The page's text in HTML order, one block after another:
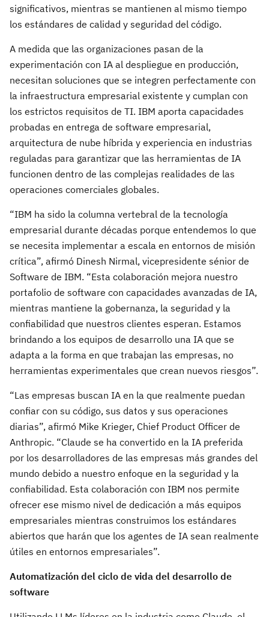
significativos, mientras se mantienen al mismo tiempo
los estándares de calidad y seguridad del código.
A medida que las organizaciones pasan de la
experimentación con IA al despliegue en producción,
necesitan soluciones que se integren perfectamente con
la infraestructura empresarial existente y cumplan con
los estrictos requisitos de TI. IBM aporta capacidades
probadas en entrega de software empresarial,
arquitectura de nube híbrida y experiencia en industrias
reguladas para garantizar que las herramientas de IA
funcionen dentro de las complejas realidades de las
operaciones comerciales globales.
“IBM ha sido la columna vertebral de la tecnología
empresarial durante décadas porque entendemos lo que
se necesita implementar a escala en entornos de misión
crítica”, afirmó Dinesh Nirmal, vicepresidente sénior de
Software de IBM. “Esta colaboración mejora nuestro
portafolio de software con capacidades avanzadas de IA,
mientras mantiene la gobernanza, la seguridad y la
confiabilidad que nuestros clientes esperan. Estamos
brindando a los equipos de desarrollo una IA que se
adapta a la forma en que trabajan las empresas, no
herramientas experimentales que crean nuevos riesgos”.
“Las empresas buscan IA en la que realmente puedan
confiar con su código, sus datos y sus operaciones
diarias”, afirmó Mike Krieger, Chief Product Officer de
Anthropic. “Claude se ha convertido en la IA preferida
por los desarrolladores de las empresas más grandes del
mundo debido a nuestro enfoque en la seguridad y la
confiabilidad. Esta colaboración con IBM nos permite
ofrecer ese mismo nivel de dedicación a más equipos
empresariales mientras construimos los estándares
abiertos que harán que los agentes de IA sean realmente
útiles en entornos empresariales”.
Automatización del ciclo de vida del desarrollo de
software